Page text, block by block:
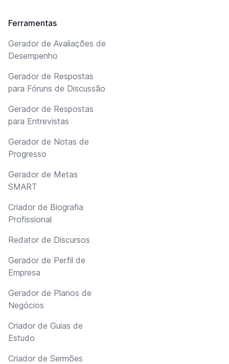
Ferramentas
Gerador de Avaliações de
Desempenho
Gerador de Respostas
para Fóruns de Discussão
Gerador de Respostas
para Entrevistas
Gerador de Notas de
Progresso
Gerador de Metas
SMART
Criador de Biografia
Profissional
Redator de Discursos
Gerador de Perfil de
Empresa
Gerador de Planos de
Negócios
Criador de Guias de
Estudo
Criador de Sermões